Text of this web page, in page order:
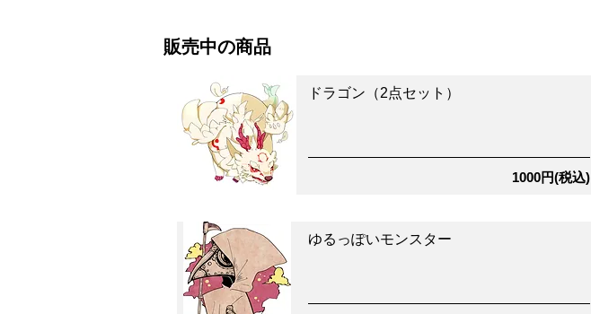
販売中の商品
ドラゴン（2点セット）
1000円(税込)
ゆるっぽいモンスター